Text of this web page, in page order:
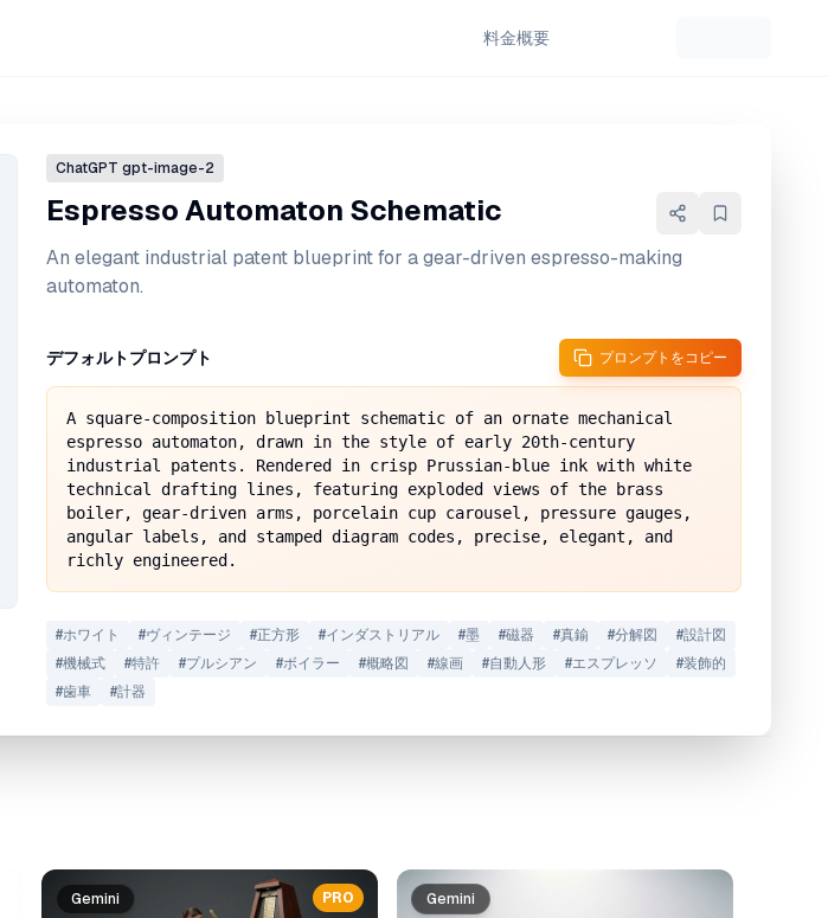
料金概要
ChatGPT gpt-image-2
Espresso Automaton Schematic
An elegant industrial patent blueprint for a gear-driven espresso-making
automaton.
デフォルトプロンプト プロンプトをコピー
A square-composition blueprint schematic of an ornate mechanical
espresso automaton, drawn in the style of early 20th-century
industrial patents. Rendered in crisp Prussian-blue ink with white
technical drafting lines, featuring exploded views of the brass
boiler, gear-driven arms, porcelain cup carousel, pressure gauges,
angular labels, and stamped diagram codes, precise, elegant, and
richly engineered.
#ホワイト #ヴィンテージ #正方形 #インダストリアル #墨 #磁器 #真鍮 #分解図 #設計図
#機械式 #特許 #プルシアン #ボイラー #概略図 #線画 #自動人形 #エスプレッソ #装飾的
#歯車 #計器
PRO
Gemini Gemini